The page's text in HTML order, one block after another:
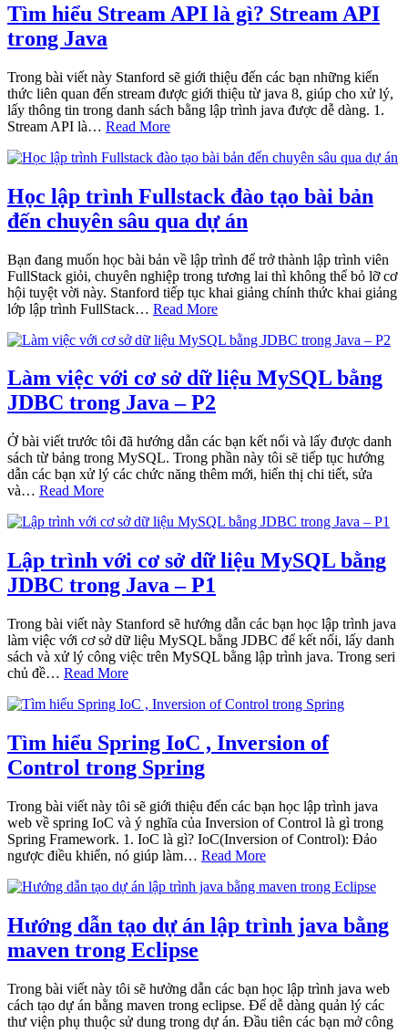
Tìm hiểu Stream API là gì? Stream API
trong Java
Trong bài viết này Stanford sẽ giới thiệu đến các bạn những kiến
thức liên quan đến stream được giới thiệu từ java 8, giúp cho xử lý,
lấy thông tin trong danh sách bằng lập trình java được dễ dàng. 1.
Stream API là… Read More
Học lập trình Fullstack đào tạo bài bản
đến chuyên sâu qua dự án
Bạn đang muốn học bài bản về lập trình để trở thành lập trình viên
FullStack giỏi, chuyên nghiệp trong tương lai thì không thể bỏ lỡ cơ
hội tuyệt vời này. Stanford tiếp tục khai giảng chính thức khai giảng
lớp lập trình FullStack… Read More
Làm việc với cơ sở dữ liệu MySQL bằng
JDBC trong Java – P2
Ở bài viết trước tôi đã hướng dẫn các bạn kết nối và lấy được danh
sách từ bảng trong MySQL. Trong phần này tôi sẽ tiếp tục hướng
dẫn các bạn xử lý các chức năng thêm mới, hiển thị chi tiết, sửa
và… Read More
Lập trình với cơ sở dữ liệu MySQL bằng
JDBC trong Java – P1
Trong bài viết này Stanford sẽ hướng dẫn các bạn học lập trình java
làm việc với cơ sở dữ liệu MySQL bằng JDBC để kết nối, lấy danh
sách và xử lý công việc trên MySQL bằng lập trình java. Trong seri
chủ đề… Read More
Tìm hiểu Spring IoC , Inversion of
Control trong Spring
Trong bài viết này tôi sẽ giới thiệu đến các bạn học lập trình java
web về spring IoC và ý nghĩa của Inversion of Control là gì trong
Spring Framework. 1. IoC là gì? IoC(Inversion of Control): Đảo
ngược điều khiển, nó giúp làm… Read More
Hướng dẫn tạo dự án lập trình java bằng
maven trong Eclipse
Trong bài viết này tôi sẽ hưởng dẫn các bạn học lập trình java web
cách tạo dự án bằng maven trong eclipse. Để dễ dàng quản lý các
thư viện phụ thuộc sử dung trong dự án. Đầu tiên các bạn mở công